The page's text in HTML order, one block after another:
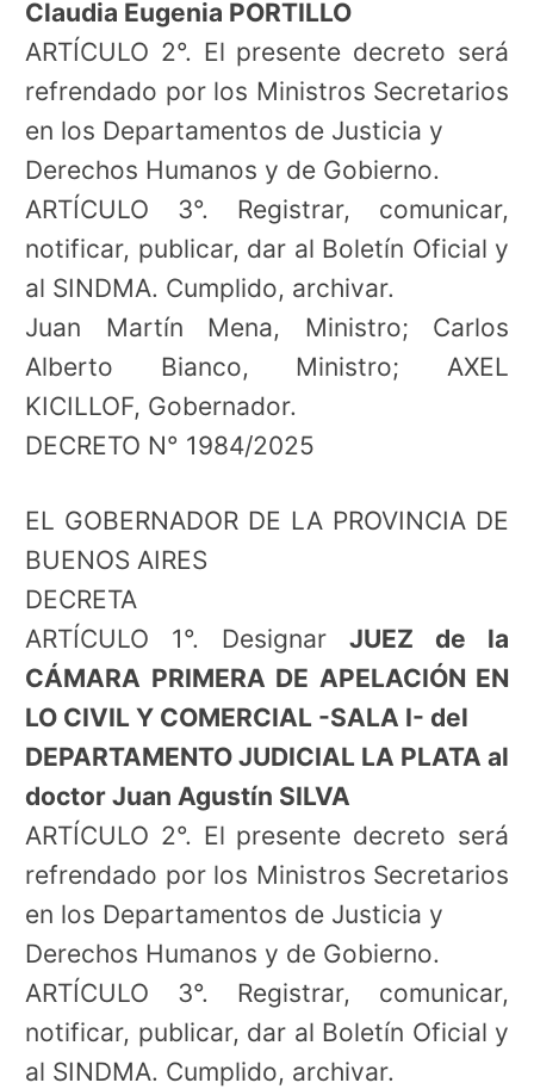
Claudia Eugenia PORTILLO
ARTÍCULO 2°. El presente decreto será
refrendado por los Ministros Secretarios
en los Departamentos de Justicia y
Derechos Humanos y de Gobierno.
ARTÍCULO 3°. Registrar, comunicar,
notificar, publicar, dar al Boletín Oficial y
al SINDMA. Cumplido, archivar.
Juan Martín Mena, Ministro; Carlos
Alberto Bianco, Ministro; AXEL
KICILLOF, Gobernador.
DECRETO N° 1984/2025
EL GOBERNADOR DE LA PROVINCIA DE
BUENOS AIRES
DECRETA
ARTÍCULO 1°. Designar JUEZ de la
CÁMARA PRIMERA DE APELACIÓN EN
LO CIVIL Y COMERCIAL -SALA I- del
DEPARTAMENTO JUDICIAL LA PLATA al
doctor Juan Agustín SILVA
ARTÍCULO 2°. El presente decreto será
refrendado por los Ministros Secretarios
en los Departamentos de Justicia y
Derechos Humanos y de Gobierno.
ARTÍCULO 3°. Registrar, comunicar,
notificar, publicar, dar al Boletín Oficial y
al SINDMA. Cumplido, archivar.